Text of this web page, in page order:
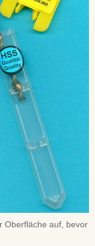
Oberfläche auf, bevor